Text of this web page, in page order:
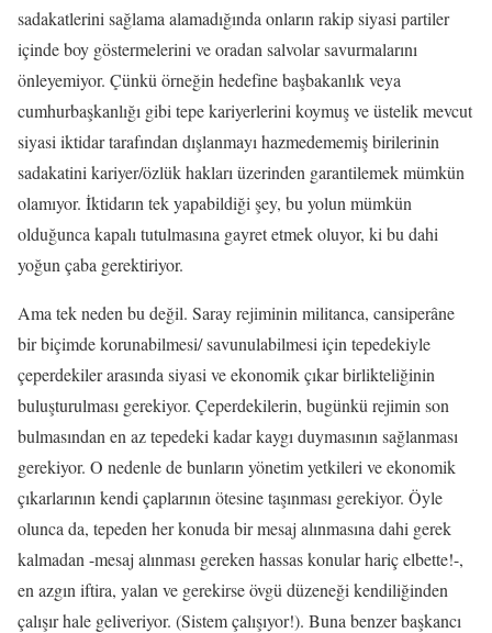
sadakatlerini sağlama alamadığında onların rakip siyasi partiler
içinde boy göstermelerini ve oradan salvolar savurmalarını
önleyemiyor. Çünkü örneğin hedefine başbakanlık veya
cumhurbaşkanlığı gibi tepe kariyerlerini koymuş ve üstelik mevcut
siyasi iktidar tarafından dışlanmayı hazmedememiş birilerinin
sadakatini kariyer/özlük hakları üzerinden garantilemek mümkün
olamıyor. İktidarın tek yapabildiği şey, bu yolun mümkün
olduğunca kapalı tutulmasına gayret etmek oluyor, ki bu dahi
yoğun çaba gerektiriyor.
Ama tek neden bu değil. Saray rejiminin militanca, cansiperâne
bir biçimde korunabilmesi/ savunulabilmesi için tepedekiyle
çeperdekiler arasında siyasi ve ekonomik çıkar birlikteliğinin
buluşturulması gerekiyor. Çeperdekilerin, bugünkü rejimin son
bulmasından en az tepedeki kadar kaygı duymasının sağlanması
gerekiyor. O nedenle de bunların yönetim yetkileri ve ekonomik
çıkarlarının kendi çaplarının ötesine taşınması gerekiyor. Öyle
olunca da, tepeden her konuda bir mesaj alınmasına dahi gerek
kalmadan -mesaj alınması gereken hassas konular hariç elbette!-,
en azgın iftira, yalan ve gerekirse övgü düzeneği kendiliğinden
çalışır hale geliveriyor. (Sistem çalışıyor!). Buna benzer başkancı